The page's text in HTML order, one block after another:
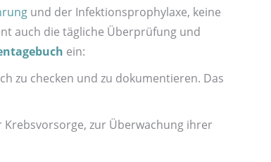
und der Infektions­prophylaxe, keine
auch die tägliche Über­prüfung und
ein:
zu checken und zu dokumentieren. Das
zur Überwachung ihrer